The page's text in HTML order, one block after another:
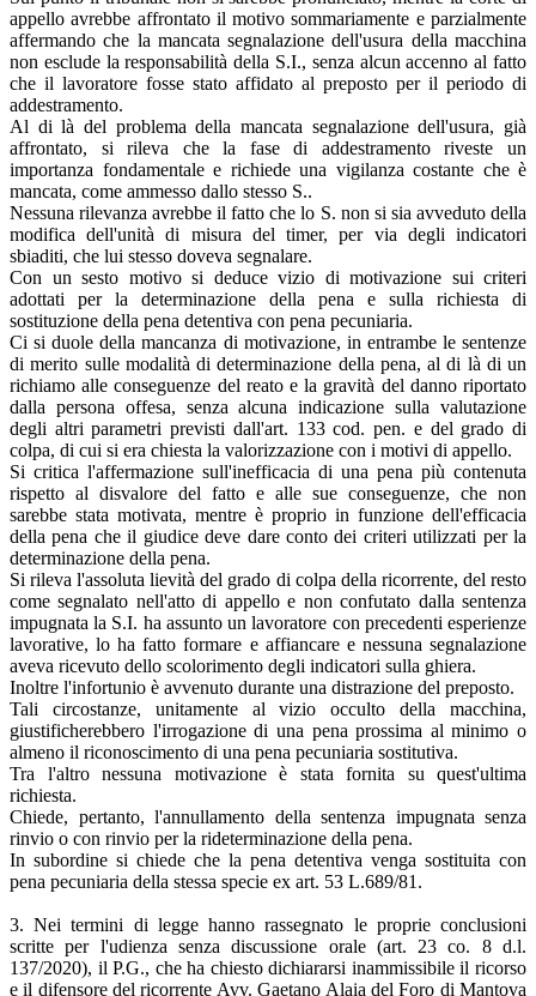
appello avrebbe affrontato il motivo sommariamente e parzialmente
affermando che la mancata segnalazione dell'usura della macchina
non esclude la responsabilità della S.I., senza alcun accenno al fatto
che il lavoratore fosse stato affidato al preposto per il periodo di
addestramento.
Al di là del problema della mancata segnalazione dell'usura, già
affrontato, si rileva che la fase di addestramento riveste un
importanza fondamentale e richiede una vigilanza costante che è
mancata, come ammesso dallo stesso S..
Nessuna rilevanza avrebbe il fatto che lo S. non si sia avveduto della
modifica dell'unità di misura del timer, per via degli indicatori
sbiaditi, che lui stesso doveva segnalare.
Con un sesto motivo si deduce vizio di motivazione sui criteri
adottati per la determinazione della pena e sulla richiesta di
sostituzione della pena detentiva con pena pecuniaria.
Ci si duole della mancanza di motivazione, in entrambe le sentenze
di merito sulle modalità di determinazione della pena, al di là di un
richiamo alle conseguenze del reato e la gravità del danno riportato
dalla persona offesa, senza alcuna indicazione sulla valutazione
degli altri parametri previsti dall'art. 133 cod. pen. e del grado di
colpa, di cui si era chiesta la valorizzazione con i motivi di appello.
Si critica l'affermazione sull'inefficacia di una pena più contenuta
rispetto al disvalore del fatto e alle sue conseguenze, che non
sarebbe stata motivata, mentre è proprio in funzione dell'efficacia
della pena che il giudice deve dare conto dei criteri utilizzati per la
determinazione della pena.
Si rileva l'assoluta lievità del grado di colpa della ricorrente, del resto
come segnalato nell'atto di appello e non confutato dalla sentenza
impugnata la S.I. ha assunto un lavoratore con precedenti esperienze
lavorative, lo ha fatto formare e affiancare e nessuna segnalazione
aveva ricevuto dello scolorimento degli indicatori sulla ghiera.
Inoltre l'infortunio è avvenuto durante una distrazione del preposto.
Tali circostanze, unitamente al vizio occulto della macchina,
giustificherebbero l'irrogazione di una pena prossima al minimo o
almeno il riconoscimento di una pena pecuniaria sostitutiva.
Tra l'altro nessuna motivazione è stata fornita su quest'ultima
richiesta.
Chiede, pertanto, l'annullamento della sentenza impugnata senza
rinvio o con rinvio per la rideterminazione della pena.
In subordine si chiede che la pena detentiva venga sostituita con
pena pecuniaria della stessa specie ex art. 53 L.689/81.
3. Nei termini di legge hanno rassegnato le proprie conclusioni
scritte per l'udienza senza discussione orale (art. 23 co. 8 d.l.
137/2020), il P.G., che ha chiesto dichiararsi inammissibile il ricorso
e il difensore del ricorrente Avv. Gaetano Alaia del Foro di Mantova